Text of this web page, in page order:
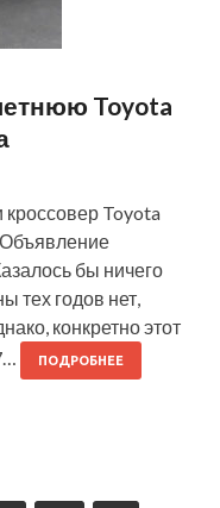
Toyota
Toyota
бы ничего
тех годов нет,
конкретно этот
ПОДРОБНЕЕ